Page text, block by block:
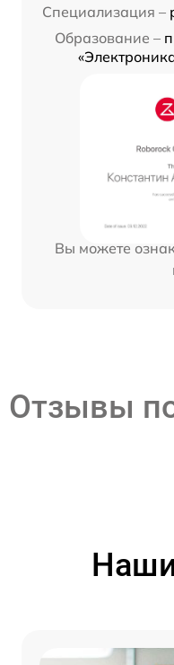
Специализация –
Образование –
Вы можете
Отзывы